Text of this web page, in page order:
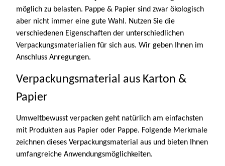
möglich zu belasten. Pappe & Papier sind zwar ökologisch
aber nicht immer eine gute Wahl. Nutzen Sie die
verschiedenen Eigenschaften der unterschiedlichen
Verpackungsmaterialien für sich aus. Wir geben Ihnen im
Anschluss Anregungen.
Verpackungsmaterial aus Karton &
Papier
Umweltbewusst verpacken geht natürlich am einfachsten
mit Produkten aus Papier oder Pappe. Folgende Merkmale
zeichnen dieses Verpackungsmaterial aus und bieten Ihnen
umfangreiche Anwendungsmöglichkeiten.